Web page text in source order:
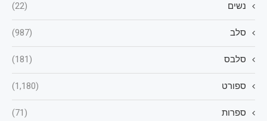
נשים (22)
סלב (987)
סלבס (181)
ספורט (1,180)
ספרות (71)